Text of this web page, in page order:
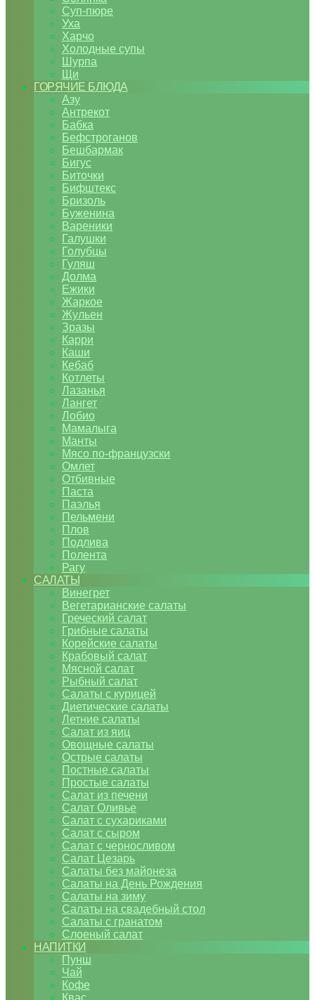
Суп-пюре
Уха
Харчо
Холодные супы
Шурпа
Щи
ГОРЯЧИЕ БЛЮДА
Азу
Антрекот
Бабка
Бефстроганов
Бешбармак
Бигус
Биточки
Бифштекс
Бризоль
Буженина
Вареники
Галушки
Голубцы
Гуляш
Долма
Ежики
Жаркое
Жульен
Зразы
Карри
Каши
Кебаб
Котлеты
Лазанья
Лангет
Лобио
Мамалыга
Манты
Мясо по-французски
Омлет
Отбивные
Паста
Паэлья
Пельмени
Плов
Подлива
Полента
Рагу
САЛАТЫ
Винегрет
Вегетарианские салаты
Греческий салат
Грибные салаты
Корейские салаты
Крабовый салат
Мясной салат
Рыбный салат
Салаты с курицей
Диетические салаты
Летние салаты
Салат из яиц
Овощные салаты
Острые салаты
Постные салаты
Простые салаты
Салат из печени
Салат Оливье
Салат с сухариками
Салат с сыром
Салат с черносливом
Салат Цезарь
Салаты без майонеза
Салаты на День Рождения
Салаты на зиму
Салаты на свадебный стол
Салаты с гранатом
Слоеный салат
НАПИТКИ
Пунш
Чай
Кофе
Квас